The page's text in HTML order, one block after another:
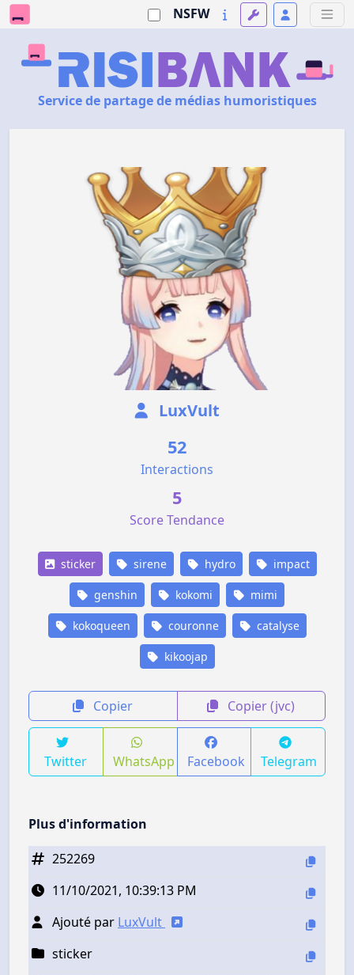
NSFW
Service de partage de médias humoristiques
LuxVult
52
Interactions
5
Score Tendance
sticker sirene hydro impact
genshin kokomi mimi
kokoqueen couronne catalyse
kikoojap
Copier Copier (jvc)
Twitter WhatsApp Facebook Telegram
Plus d'information
252269
11/10/2021, 10:39:13 PM
Ajouté par LuxVult
sticker